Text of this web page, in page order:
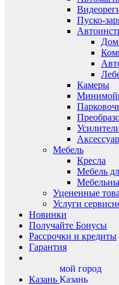
Пуско-
Камеры
Мебель
Кресла
Мебель
Уцененные
Услуги
Новинки
Получайте Бонусы
Рассрочки и кредиты
Гарантия
Казань
мой город
Казань